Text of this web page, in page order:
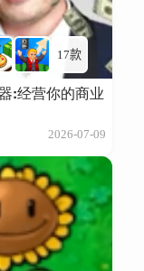
17款
:经营你的商业
2026-07-09